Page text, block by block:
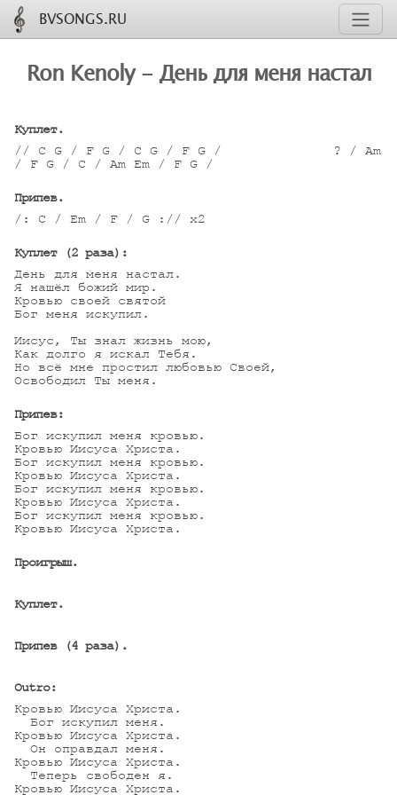
BVSONGS.RU
Ron Kenoly - День для меня настал
Куплет.
// C G / F G / C G / F G /		? / Am Em /
/ F G / C / Am Em / F G /
Припев.
/: C / Em / F / G :// x2
Куплет (2 раза):
День для меня настал.
Я нашёл божий мир.
Кровью своей святой
Бог меня искупил.
Иисус, Ты знал жизнь мою,
Как долго я искал Тебя.
Но всё мне простил любовью Своей,
Освободил Ты меня.
Припев:
Бог искупил меня кровью.
Кровью Иисуса Христа.
Бог искупил меня кровью.
Кровью Иисуса Христа.
Бог искупил меня кровью.
Кровью Иисуса Христа.
Бог искупил меня кровью.
Кровью Иисуса Христа.
Проигрыш.
Куплет.
Припев (4 раза).
Outro:
Кровью Иисуса Христа.
  Бог искупил меня.
Кровью Иисуса Христа.
  Он оправдал меня.
Кровью Иисуса Христа.
  Теперь свободен я.
Кровью Иисуса Христа.